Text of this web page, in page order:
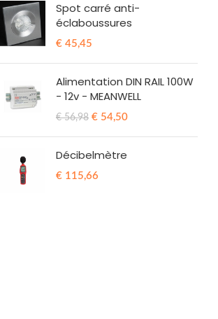
Spot carré anti-
éclaboussures
€ 45,45
Alimentation DIN RAIL 100W
- 12v - MEANWELL
€56,98 € 54,50
Décibelmètre
€ 115,66